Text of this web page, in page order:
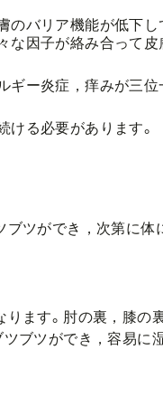
バリア機能が低下
な因子が絡み合って
ギー炎症，痒みが三
る必要があります。
ツができ，次第に体
ます。肘の裏，膝の
ブツができ，容易に